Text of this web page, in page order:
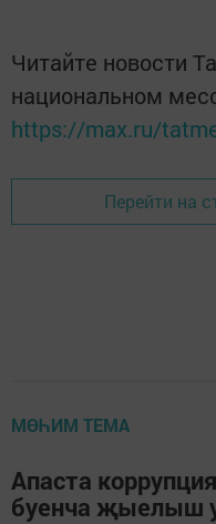
Читайте новости
национальном
https://max.ru/
Перейти на
МӨҺИМ ТЕМА
Апаста
буенча җыелыш